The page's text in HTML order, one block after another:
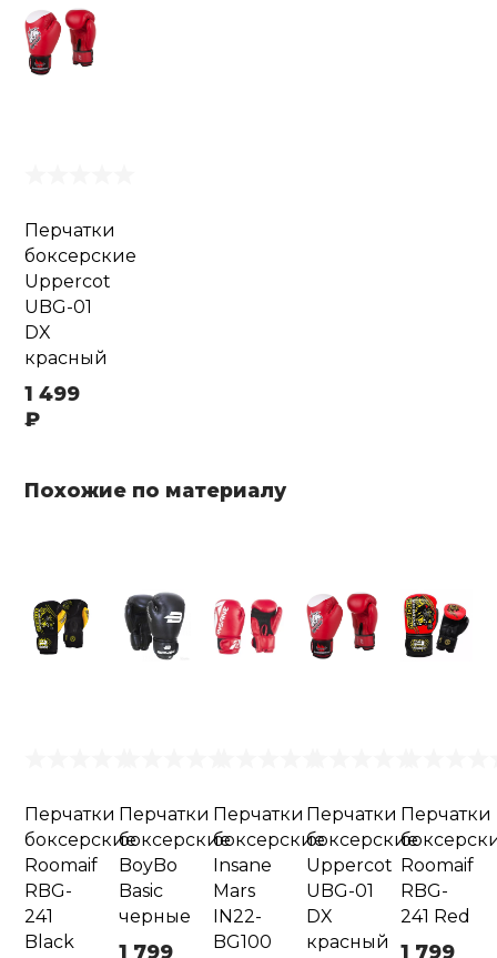
Перчатки
боксерские
Uppercot
UBG-01
DX
красный
1 499
₽
Похожие по материалу
Перчатки
боксерские
Roomaif
RBG-
241
Black
Перчатки
боксерские
BoyBo
Basic
черные
1 799
Перчатки
боксерские
Insane
Mars
IN22-
BG100
Перчатки
боксерские
Uppercot
UBG-01
DX
красный
Перчатки
Roomaif
RBG-
241 Red
1 799